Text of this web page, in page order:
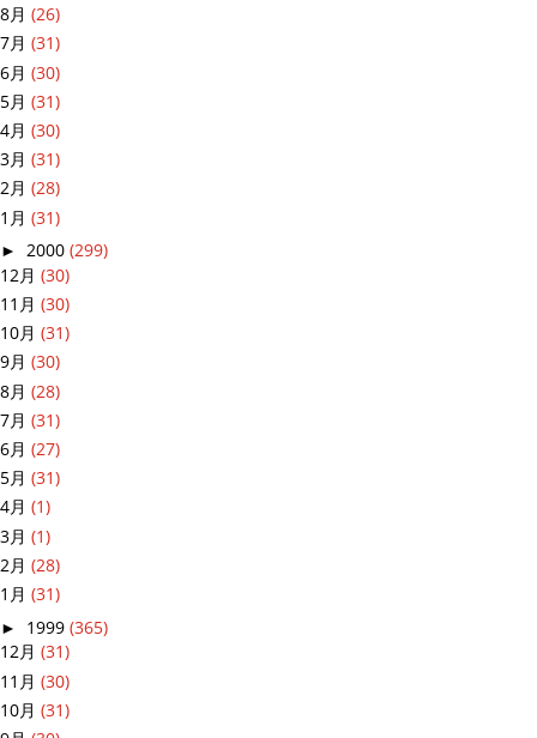
8月 (26)
7月 (31)
6月 (30)
5月 (31)
4月 (30)
3月 (31)
2月 (28)
1月 (31)
► 2000 (299)
12月 (30)
11月 (30)
10月 (31)
9月 (30)
8月 (28)
7月 (31)
6月 (27)
5月 (31)
4月 (1)
3月 (1)
2月 (28)
1月 (31)
► 1999 (365)
12月 (31)
11月 (30)
10月 (31)